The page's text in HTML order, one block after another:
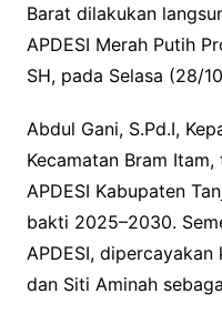
Barat dilakukan
APDESI Merah Putih
SH, pada Selasa (28/
Abdul Gani, S.Pd.I,
Kecamatan Bram
APDESI Kabupaten
bakti 2025–2030.
APDESI,
dan Siti Aminah